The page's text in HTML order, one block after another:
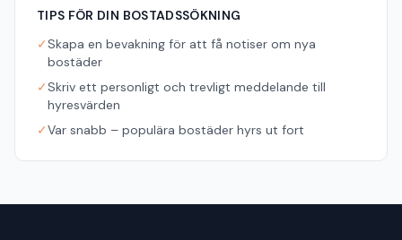
TIPS FÖR DIN BOSTADSSÖKNING
✓Skapa en bevakning för att få notiser om nya
bostäder
✓Skriv ett personligt och trevligt meddelande till
hyresvärden
✓Var snabb – populära bostäder hyrs ut fort